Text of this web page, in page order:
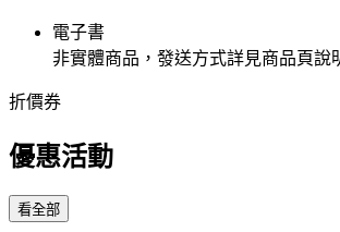
電子書
非實體商品，發送方式詳見商品頁說
折價券
優惠活動
看全部